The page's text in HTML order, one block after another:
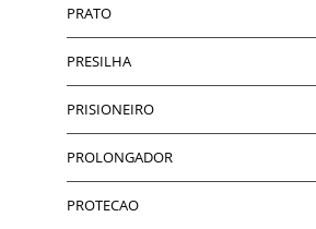
PRATO
PRESILHA
PRISIONEIRO
PROLONGADOR
PROTECAO